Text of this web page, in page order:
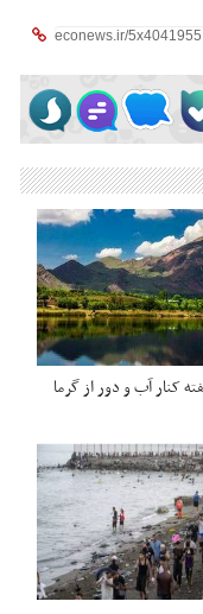
کنار آب و دور از گرما